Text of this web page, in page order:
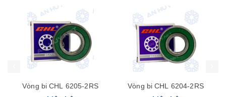
Vòng bi CHL 6205-2RS
Vòng bi CHL 6204-2RS